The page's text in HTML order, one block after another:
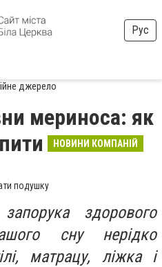
Рус
джерело
мериноса: як
НОВИНИ КОМПАНІЙ
подушку
здорового
сну нерідко
матрацу, ліжка і